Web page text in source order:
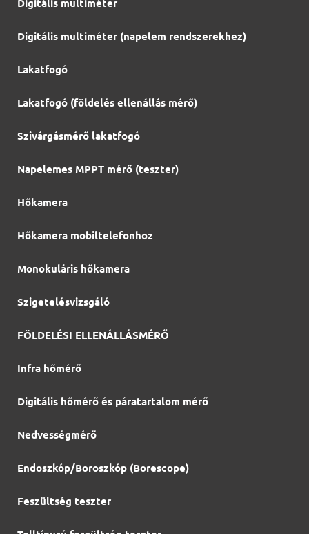
Digitális multiméter
Digitális multiméter (napelem rendszerekhez)
Lakatfogó
Lakatfogó (földelés ellenállás mérő)
Szivárgásmérő lakatfogó
Napelemes MPPT mérő (teszter)
Hőkamera
Hőkamera mobiltelefonhoz
Monokuláris hőkamera
Szigetelésvizsgáló
FÖLDELÉSI ELLENÁLLÁSMÉRŐ
Infra hőmérő
Digitális hőmérő és páratartalom mérő
Nedvességmérő
Endoszkóp/Boroszkóp (Borescope)
Feszültség teszter